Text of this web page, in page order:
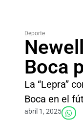
Deporte
Boca
La “Lepra”
Boca en el
abril 1, 2025